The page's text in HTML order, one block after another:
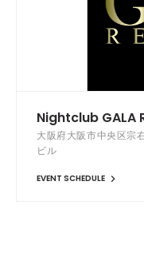
Nightclub GALA
大阪府大阪市中央区宗
ビル
EVENT SCHEDULE